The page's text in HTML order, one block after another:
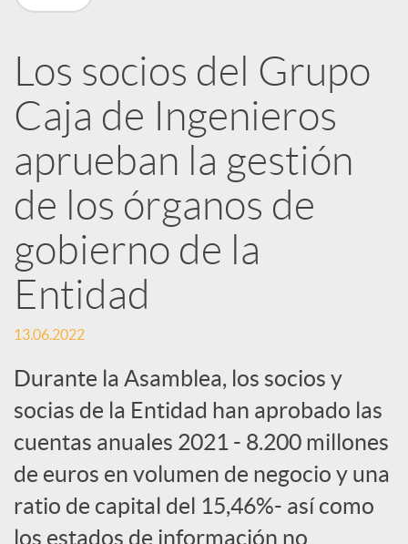
e
d
e
s
S
o
c
i
Los socios del Grupo
Caja de Ingenieros
aprueban la gestión
de los órganos de
gobierno de la
Entidad
13.06.2022
Durante la Asamblea, los socios y
socias de la Entidad han aprobado las
cuentas anuales 2021 - 8.200 millones
de euros en volumen de negocio y una
ratio de capital del 15,46%- así como
los estados de información no